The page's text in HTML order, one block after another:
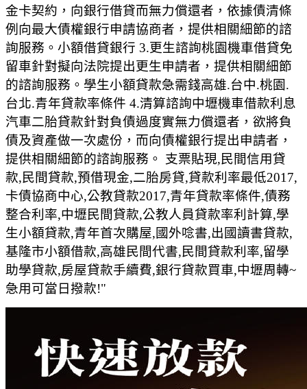
金卡契約，向銀行借貸而無力償還者，依據債清條
例向最大債權銀行申請協商者，提供相關細節的諮
詢服務。小額借貸銀行 3.更生諮詢桃園機車借貸免
留車針對擬向法院提出更生申請者，提供相關細節
的諮詢服務。學生小額貸款急需錢高雄.台中.桃園.
台北.青年貸款率條件 4.清算諮詢中壢機車借款利息
汽車二胎貸款針對負債過度實無力償還者，欲將負
債及資產做一次處份，而向債權銀行提出申請者，
提供相關細節的諮詢服務。 支票貼現,民間信用貸
款,民間貸款,預借現金,二胎房貸,貸款利率最低2017,
卡債協商中心,公教貸款2017,青年貸款率條件,債務
整合利率,中壢民間貸款,公教人員貸款率利計算,學
生小額貸款,青年首次購屋,國外唸書,出國讀書貸款,
基隆市小額借款,高雄民間代書,民間貸款利率,留學
助學貸款,房屋貸款手續費,銀行貸款買車,中壢周轉~
急用可當日撥款!"